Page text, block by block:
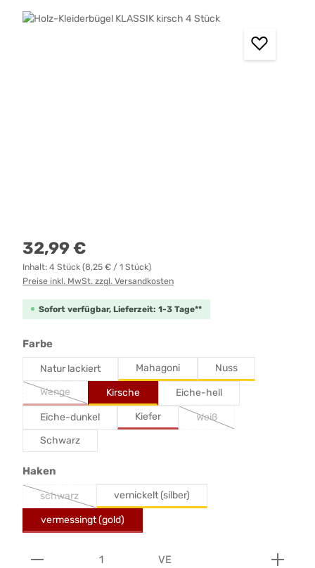
Bildergalerie überspringen
Regulärer Preis:
32,99 €
Inhalt: 4 Stück (8,25 € / 1 Stück)
Preise inkl. MwSt. zzgl. Versandkosten
Sofort verfügbar, Lieferzeit: 1-3 Tage**
Farbeauswählen
Natur lackiert Mahagoni Nuss
Wenge Kirsche Eiche-hell
Eiche-dunkel Kiefer
Weiß
Schwarz
Haken
schwarz vernickelt (silber)
vermessingt (gold)
Produkt Anzahl: Gib den gewünschten Wert
VE